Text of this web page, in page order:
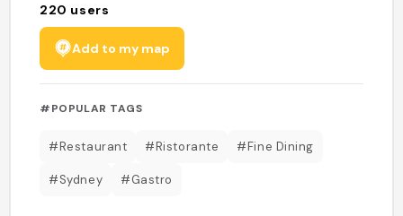
220 users
Add to my map
#POPULAR TAGS
#Restaurant #Ristorante #Fine Dining
#Sydney #Gastro